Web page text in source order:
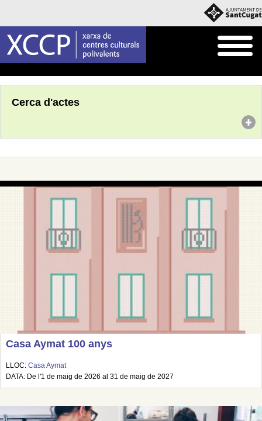
Cerca d'actes
Casa Aymat 100 anys
LLOC: Casa Aymat
DATA: De l'1 de maig de 2026 al 31 de maig de 2027